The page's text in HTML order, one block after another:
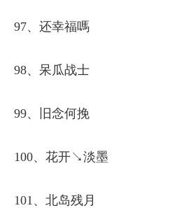
97、还幸福嗎
98、呆瓜战士
99、旧念何挽
100、花开↘淡墨
101、北岛残月